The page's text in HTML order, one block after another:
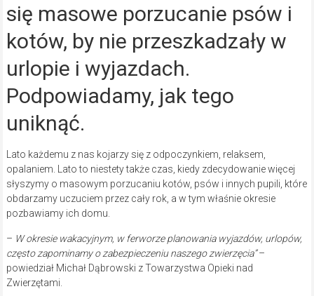
się masowe porzucanie psów i
kotów, by nie przeszkadzały w
urlopie i wyjazdach.
Podpowiadamy, jak tego
uniknąć.
Lato każdemu z nas kojarzy się z odpoczynkiem, relaksem,
opalaniem. Lato to niestety także czas, kiedy zdecydowanie więcej
słyszymy o masowym porzucaniu kotów, psów i innych pupili, które
obdarzamy uczuciem przez cały rok, a w tym właśnie okresie
pozbawiamy ich domu.
– W okresie wakacyjnym, w ferworze planowania wyjazdów, urlopów,
często zapominamy o zabezpieczeniu naszego zwierzęcia”–
powiedział Michał Dąbrowski z Towarzystwa Opieki nad
Zwierzętami.